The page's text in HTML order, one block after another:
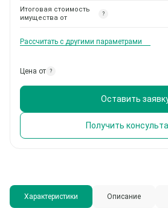
Итоговая стоимость
имущества от
?
Рассчитать с другими параметрами
Цена от ?
Оставить
Получить
Характеристики Описание